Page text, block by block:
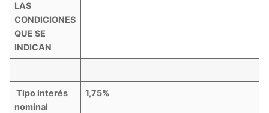
LAS
CONDICIONES
QUE SE
INDICAN
Tipo interés
nominal
1,75%